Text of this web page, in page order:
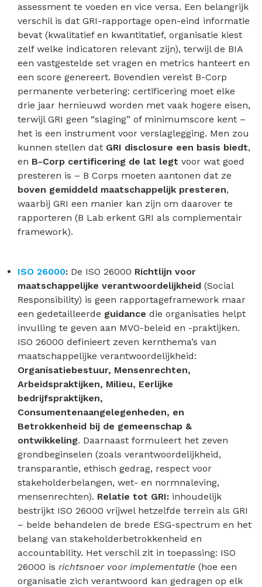
assessment te voeden en vice versa. Een belangrijk
verschil is dat GRI-rapportage open-eind informatie
bevat (kwalitatief en kwantitatief, organisatie kiest
zelf welke indicatoren relevant zijn), terwijl de BIA
een vastgestelde set vragen en metrics hanteert en
een score genereert. Bovendien vereist B-Corp
permanente verbetering: certificering moet elke
drie jaar hernieuwd worden met vaak hogere eisen,
terwijl GRI geen “slaging” of minimumscore kent –
het is een instrument voor verslaglegging. Men zou
kunnen stellen dat GRI disclosure een basis biedt,
en B-Corp certificering de lat legt voor wat goed
presteren is – B Corps moeten aantonen dat ze
boven gemiddeld maatschappelijk presteren,
waarbij GRI een manier kan zijn om daarover te
rapporteren (B Lab erkent GRI als complementair
framework).
ISO 26000: De ISO 26000 Richtlijn voor
maatschappelijke verantwoordelijkheid (Social
Responsibility) is geen rapportageframework maar
een gedetailleerde guidance die organisaties helpt
invulling te geven aan MVO-beleid en -praktijken.
ISO 26000 definieert zeven kernthema’s van
maatschappelijke verantwoordelijkheid:
Organisatiebestuur, Mensenrechten,
Arbeidspraktijken, Milieu, Eerlijke
bedrijfspraktijken,
Consumentenaangelegenheden, en
Betrokkenheid bij de gemeenschap &
ontwikkeling. Daarnaast formuleert het zeven
grondbeginselen (zoals verantwoordelijkheid,
transparantie, ethisch gedrag, respect voor
stakeholderbelangen, wet- en normnaleving,
mensenrechten). Relatie tot GRI: inhoudelijk
bestrijkt ISO 26000 vrijwel hetzelfde terrein als GRI
– beide behandelen de brede ESG-spectrum en het
belang van stakeholderbetrokkenheid en
accountability. Het verschil zit in toepassing: ISO
26000 is richtsnoer voor implementatie (hoe een
organisatie zich verantwoord kan gedragen op elk